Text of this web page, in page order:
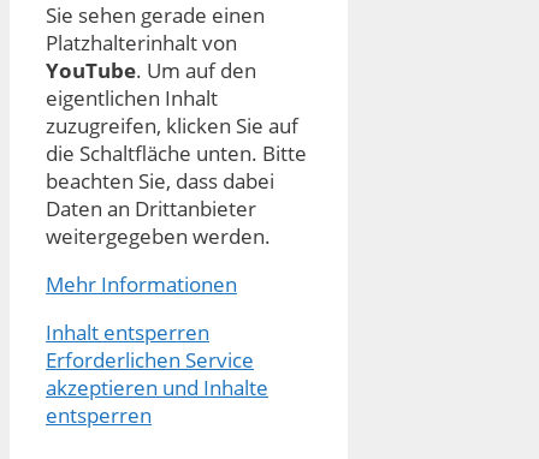
Sie sehen gerade einen
Platzhalterinhalt von
YouTube. Um auf den
eigentlichen Inhalt
zuzugreifen, klicken Sie auf
die Schaltfläche unten. Bitte
beachten Sie, dass dabei
Daten an Drittanbieter
weitergegeben werden.
Mehr Informationen
Inhalt entsperren
Erforderlichen Service
akzeptieren und Inhalte
entsperren